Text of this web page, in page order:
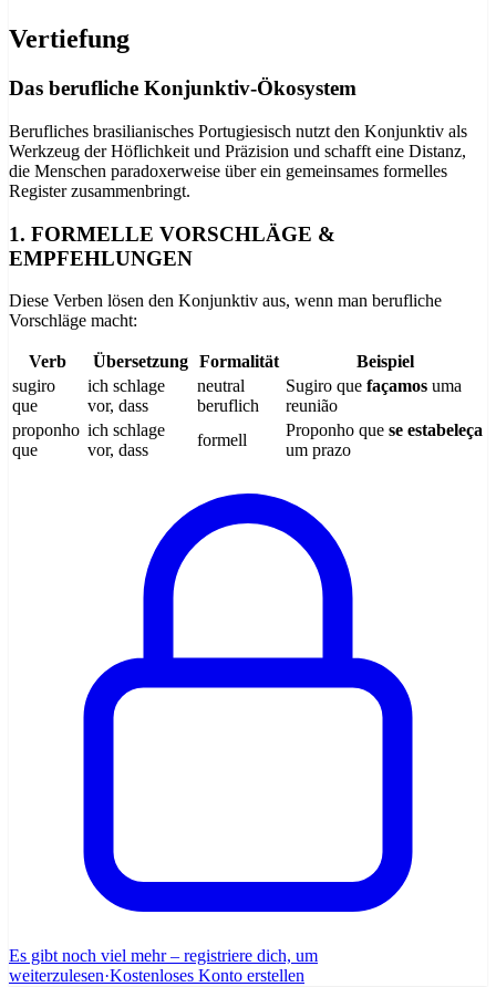
Vertiefung
Das berufliche Konjunktiv-Ökosystem
Berufliches brasilianisches Portugiesisch nutzt den Konjunktiv als
Werkzeug der Höflichkeit und Präzision und schafft eine Distanz,
die Menschen paradoxerweise über ein gemeinsames formelles
Register zusammenbringt.
1. FORMELLE VORSCHLÄGE &
EMPFEHLUNGEN
Diese Verben lösen den Konjunktiv aus, wenn man berufliche
Vorschläge macht:
Verb Übersetzung Formalität
Beispiel
sugiro
que
ich schlage
vor, dass
neutral
beruflich
Sugiro que façamos uma
reunião
proponho
que
ich schlage
vor, dass
formell
Proponho que se estabeleça
um prazo
Es gibt noch viel mehr – registriere dich, um
weiterzulesen·Kostenloses Konto erstellen